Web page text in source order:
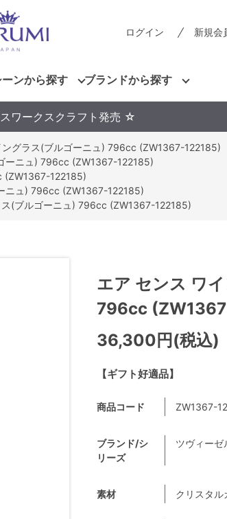
ログイン 新規会
ンから探す ブランドから探す
ワークスクラフト発売 ☆
ングラス(ブルゴーニュ) 796cc (ZW1367-122185)
ーニュ) 796cc (ZW1367-122185)
(ZW1367-122185)
ニュ) 796cc (ZW1367-122185)
(ブルゴーニュ) 796cc (ZW1367-122185)
【ギフト好適品】
エア センス ワ
796cc
36,300円(税込)
商品コード ZW1367-
ブランド/シ
リーズ
ツヴィーゼ
素材 クリスタル